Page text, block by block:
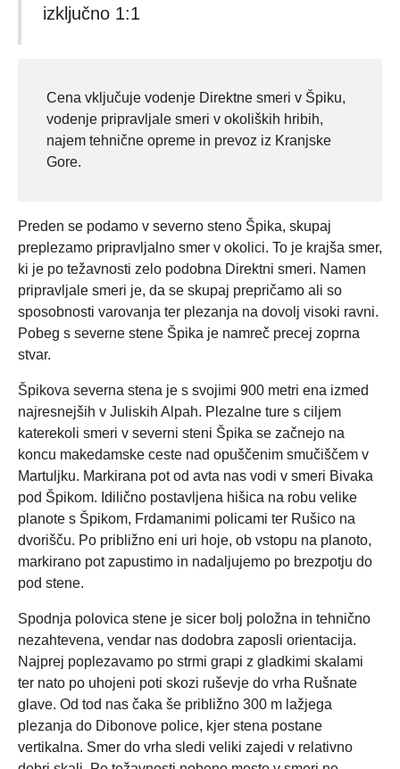
izključno 1:1
Cena vključuje vodenje Direktne smeri v Špiku,
vodenje pripravljale smeri v okoliških hribih,
najem tehnične opreme in prevoz iz Kranjske
Gore.
Preden se podamo v severno steno Špika, skupaj
preplezamo pripravljalno smer v okolici. To je krajša smer,
ki je po težavnosti zelo podobna Direktni smeri. Namen
pripravljale smeri je, da se skupaj prepričamo ali so
sposobnosti varovanja ter plezanja na dovolj visoki ravni.
Pobeg s severne stene Špika je namreč precej zoprna
stvar.
Špikova severna stena je s svojimi 900 metri ena izmed
najresnejših v Juliskih Alpah. Plezalne ture s ciljem
katerekoli smeri v severni steni Špika se začnejo na
koncu makedamske ceste nad opuščenim smučiščem v
Martuljku. Markirana pot od avta nas vodi v smeri Bivaka
pod Špikom. Idilično postavljena hišica na robu velike
planote s Špikom, Frdamanimi policami ter Rušico na
dvorišču. Po približno eni uri hoje, ob vstopu na planoto,
markirano pot zapustimo in nadaljujemo po brezpotju do
pod stene.
Spodnja polovica stene je sicer bolj položna in tehnično
nezahtevena, vendar nas dodobra zaposli orientacija.
Najprej poplezavamo po strmi grapi z gladkimi skalami
ter nato po uhojeni poti skozi ruševje do vrha Rušnate
glave. Od tod nas čaka še približno 300 m lažjega
plezanja do Dibonove police, kjer stena postane
vertikalna. Smer do vrha sledi veliki zajedi v relativno